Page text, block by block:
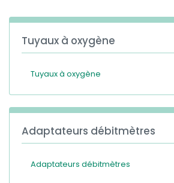
Tuyaux à oxygène
Tuyaux à oxygène
Adaptateurs débitmètres
Adaptateurs débitmètres